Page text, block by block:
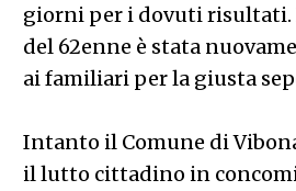
giorni per i dovuti risultati.
del 62enne è stata
ai familiari per la giusta
Intanto il Comune di
il lutto cittadino in